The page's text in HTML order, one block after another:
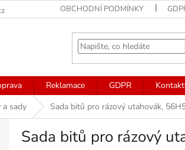
OBCHODNÍ PODMÍNKY
Reklamace GDPR
a sady Sada bitů pro rázový utahovák,
Sada bitů pro rázový